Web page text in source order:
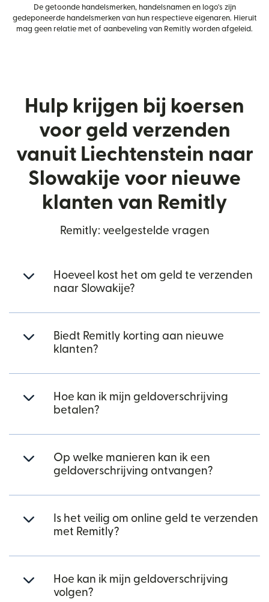
De getoonde handelsmerken, handelsnamen en logo's zijn
gedeponeerde handelsmerken van hun respectieve eigenaren. Hieruit
mag geen relatie met of aanbeveling van Remitly worden afgeleid.
Hulp krijgen bij koersen
voor geld verzenden
vanuit Liechtenstein naar
Slowakije voor nieuwe
klanten van Remitly
Remitly: veelgestelde vragen
Hoeveel kost het om geld te verzenden
naar Slowakije?
Biedt Remitly korting aan nieuwe
klanten?
Hoe kan ik mijn geldoverschrijving
betalen?
Op welke manieren kan ik een
geldoverschrijving ontvangen?
Is het veilig om online geld te verzenden
met Remitly?
Hoe kan ik mijn geldoverschrijving
volgen?